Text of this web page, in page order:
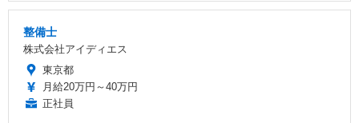
整備士
株式会社アイディエス
東京都
月給20万円～40万円
正社員